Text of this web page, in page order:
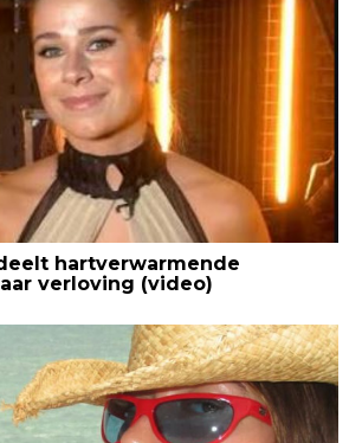
hartverwarmende
verloving (video)